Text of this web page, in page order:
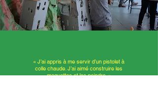
« J’ai appris à me servir d’un pistolet à
colle chaude. J’ai aimé construire les
maquettes et les peindre. »